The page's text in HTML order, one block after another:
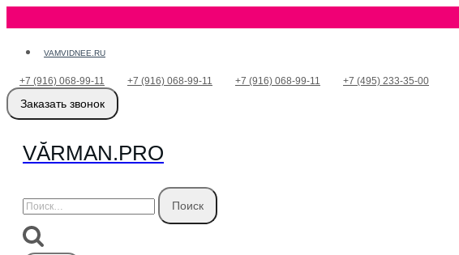
Перейти
содержимому
VAMVIDNEE.RU
+7 (916) 068-99-11 +7 (916) 068-99-11 +7 (916) 068-99-11 +7 (495) 233-35-00
Заказать звонок
VӐRMAN.PRO
Найти: